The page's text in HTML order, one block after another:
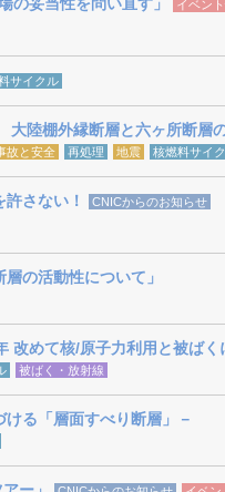
イベン
サイクル
陸棚外縁断層と六ヶ所断層
故と安全 再処理 地震 核燃料サイ
さない！
CNICからのお知らせ
の活動性について」
改めて核/原子力利用と被ばく
被ばく・放射線
る「層面すべり断層」－